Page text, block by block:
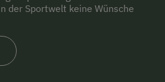
der Sportwelt keine Wünsche